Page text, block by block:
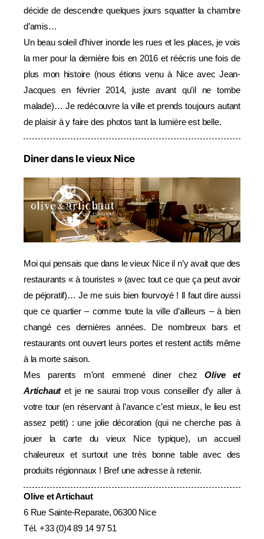
décide de descendre quelques jours squatter la chambre
d’amis…
Un beau soleil d’hiver inonde les rues et les places, je vois
la mer pour la dernière fois en 2016 et réécris une fois de
plus mon histoire (nous étions venu à Nice avec Jean-
Jacques en février 2014, juste avant qu’il ne tombe
malade)… Je redécouvre la ville et prends toujours autant
de plaisir à y faire des photos tant la lumière est belle.
Diner dans le vieux Nice
Moi qui pensais que dans le vieux Nice il n’y avait que des
restaurants « à touristes » (avec tout ce que ça peut avoir
de péjoratif)… Je me suis bien fourvoyé ! Il faut dire aussi
que ce quartier – comme toute la ville d’ailleurs – à bien
changé ces dernières années. De nombreux bars et
restaurants ont ouvert leurs portes et restent actifs même
à la morte saison.
Mes parents m’ont emmené diner chezOlive et
Artichautet je ne saurai trop vous conseiller d’y aller à
votre tour (en réservant à l’avance c’est mieux, le lieu est
assez petit) : une jolie décoration (qui ne cherche pas à
jouer la carte du vieux Nice typique), un accueil
chaleureux et surtout une très bonne table avec des
produits régionnaux ! Bref une adresse à retenir.
Olive et Artichaut
6 Rue Sainte-Reparate, 06300 Nice
Tél. +33 (0)4 89 14 97 51